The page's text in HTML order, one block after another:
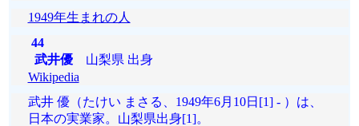
1949年生まれの人
44
武井優山梨県 出身
Wikipedia
武井 優（たけい まさる、1949年6月10日[1] - ）は、
日本の実業家。山梨県出身[1]。